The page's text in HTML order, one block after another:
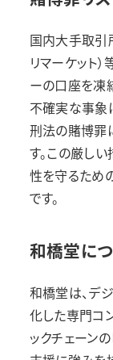
国内大手取引
リマーケット
ーの口座を凍
不確実な事象
刑法の賭博罪
す。この厳し
性を守るため
です。
和橋堂に
和橋堂は、デ
化した専門コ
ックチェーン